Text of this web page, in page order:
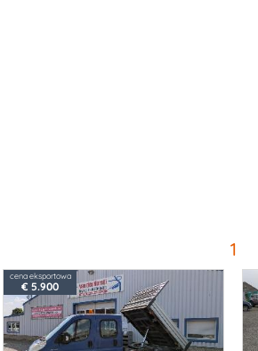
1
cena eksportowa
€ 5.900